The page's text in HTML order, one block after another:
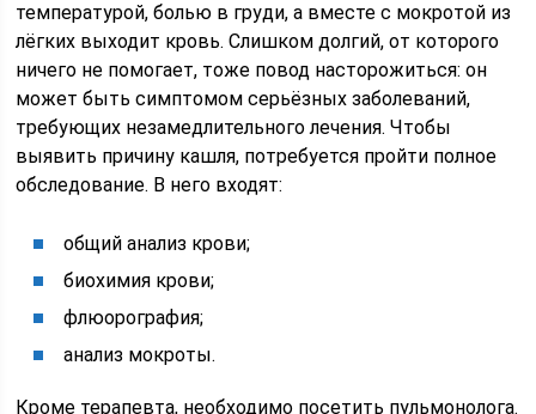
температурой, болью в груди, а вместе с мокротой из
лёгких выходит кровь. Слишком долгий, от которого
ничего не помогает, тоже повод насторожиться: он
может быть симптомом серьёзных заболеваний,
требующих незамедлительного лечения. Чтобы
выявить причину кашля, потребуется пройти полное
обследование. В него входят:
общий анализ крови;
биохимия крови;
флюорография;
анализ мокроты.
Кроме терапевта, необходимо посетить пульмонолога.